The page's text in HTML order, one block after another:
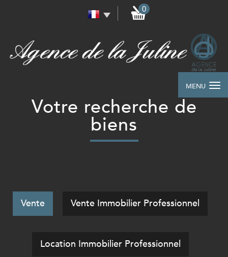
0
MENU
votre recherche de
biens
Vente Vente Immobilier Professionnel
Location Immobilier Professionnel